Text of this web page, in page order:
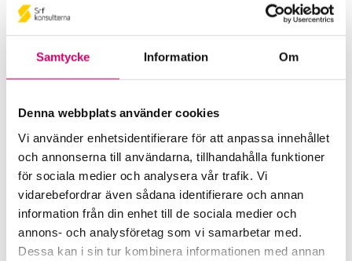
Samtycke Information Om
Denna webbplats använder cookies
Vi använder enhetsidentifierare för att anpassa innehållet
och annonserna till användarna, tillhandahålla funktioner
för sociala medier och analysera vår trafik. Vi
vidarebefordrar även sådana identifierare och annan
information från din enhet till de sociala medier och
annons- och analysföretag som vi samarbetar med.
Dessa kan i sin tur kombinera informationen med annan
Tina Karlsson
Auktoriserad Redovisningskonsult
Ludvig & Co AB
Finspång
Mobiltelefon